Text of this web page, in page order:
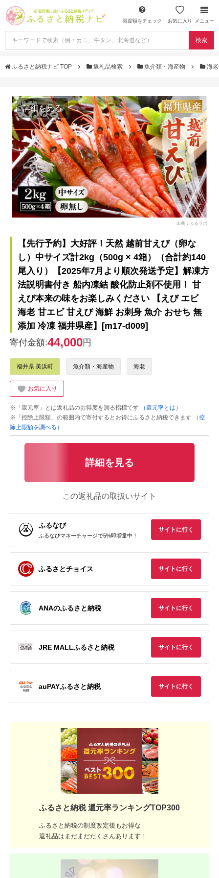
限度額をチェック お気に入り メニュー
検索
ふるさと納税ナビ TOP 返礼品検索 魚介類・海産物 海
詳細を見る
出典：ふるラボ
【先行予約】大好評！天然 越前甘えび（卵な
し）中サイズ計2kg（500g × 4箱）（合計約140
尾入り）【2025年7月より順次発送予定】解凍方
法説明書付き 船内凍結 酸化防止剤不使用！ 甘
えび本来の味をお楽しみください 【えび エビ
海老 甘エビ 甘えび 海鮮 お刺身 魚介 おせち 無
添加 冷凍 福井県産】[m17-d009]
寄付金額:44,000円
福井県 美浜町 魚介類・海産物 海老
お気に入り
※「還元率」とは返礼品のお得度を測る指標です
（還元率とは）
※「控除上限額」の範囲内で寄付するとお得にふるさと納税できます
（控
除上限額を調べる）
詳細を見る
この返礼品の取扱いサイト
ふるなび
ふるなびマネーチャージで5%即増量中！
サイトに行く
ふるさとチョイス サイトに行く
ANAのふるさと納税 サイトに行く
JRE MALLふるさと納税 サイトに行く
auPAYふるさと納税 サイトに行く
ふるさと納税 還元率ランキングTOP300
ふるさと納税の制度改定後もお得な
返礼品はまだまだたくさんあります！